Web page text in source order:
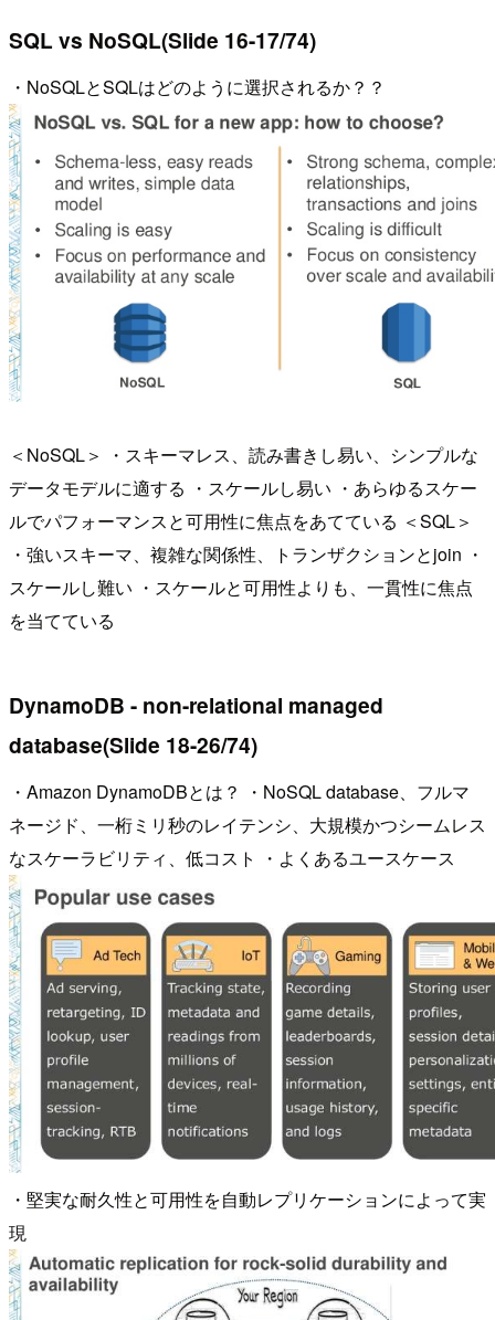
SQL vs NoSQL(Slide 16-17/74)
・NoSQLとSQLはどのように選択されるか？？
＜NoSQL＞ ・スキーマレス、読み書きし易い、シンプルな
データモデルに適する ・スケールし易い ・あらゆるスケー
ルでパフォーマンスと可用性に焦点をあてている ＜SQL＞
・強いスキーマ、複雑な関係性、トランザクションとjoin ・
スケールし難い ・スケールと可用性よりも、一貫性に焦点
を当てている
DynamoDB - non-relational managed
database(Slide 18-26/74)
・Amazon DynamoDBとは？ ・NoSQL database、フルマ
ネージド、一桁ミリ秒のレイテンシ、大規模かつシームレス
なスケーラビリティ、低コスト ・よくあるユースケース
・堅実な耐久性と可用性を自動レプリケーションによって実
現